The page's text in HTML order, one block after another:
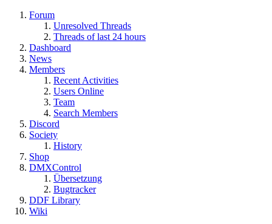
Forum
Unresolved Threads
Threads of last 24 hours
Dashboard
News
Members
Recent Activities
Users Online
Team
Search Members
Discord
Society
History
Shop
DMXControl
Übersetzung
Bugtracker
DDF Library
Wiki